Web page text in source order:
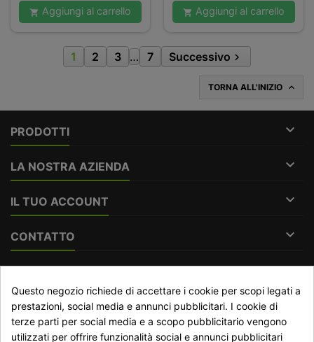
 Aggiungi al carrello  Aggiungi al carrello
1 2 3 … 7 Successivo 
TORNA ALL'INIZIO 
PRODOTTI 
LA NOSTRA AZIENDA 
IL TUO ACCOUNT 
CONTATTO 
Traccia stato del recesso
Questo negozio richiede di accettare i cookie per scopi legati a
prestazioni, social media e annunci pubblicitari. I cookie di
terze parti per social media e a scopo pubblicitario vengono
utilizzati per offrire funzionalità social e annunci pubblicitari